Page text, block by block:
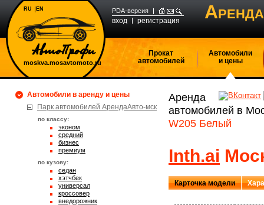
moskva.mosavtomoto.ru
PDA-версия
вход регистрация А
RU EN
Прокат
автомобилей
Автомобили
и цены
Автомобили в аренду и цены
Парк автомобилей АрендаАвто-мск
по классу:
эконом
средний
бизнес
премиум
по кузову:
седан
хэтчбек
универсал
кроссовер
внедорожник
Аренда
автомобилей в
W205 Белый
Inth.ai
Карточка модели